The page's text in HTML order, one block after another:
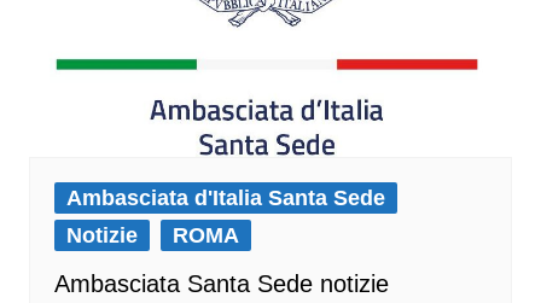
Ambasciata d'Italia Santa Sede
Notizie
ROMA
Ambasciata Santa Sede notizie